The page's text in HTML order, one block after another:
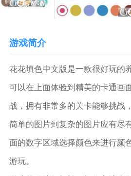
游戏简介
花花填色中文版是一款很好玩的
可以在上面体验到精美的卡通画
战，拥有非常多的关卡能够挑战
简单的图片到复杂的图片应有尽
面的数字区域选择颜色来进行颜
游玩。